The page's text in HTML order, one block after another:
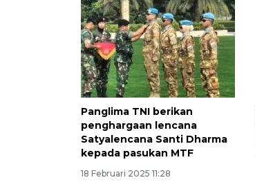
Panglima TNI berikan
penghargaan lencana
Satyalencana Santi Dharma
kepada pasukan MTF
18 Februari 2025 11:28